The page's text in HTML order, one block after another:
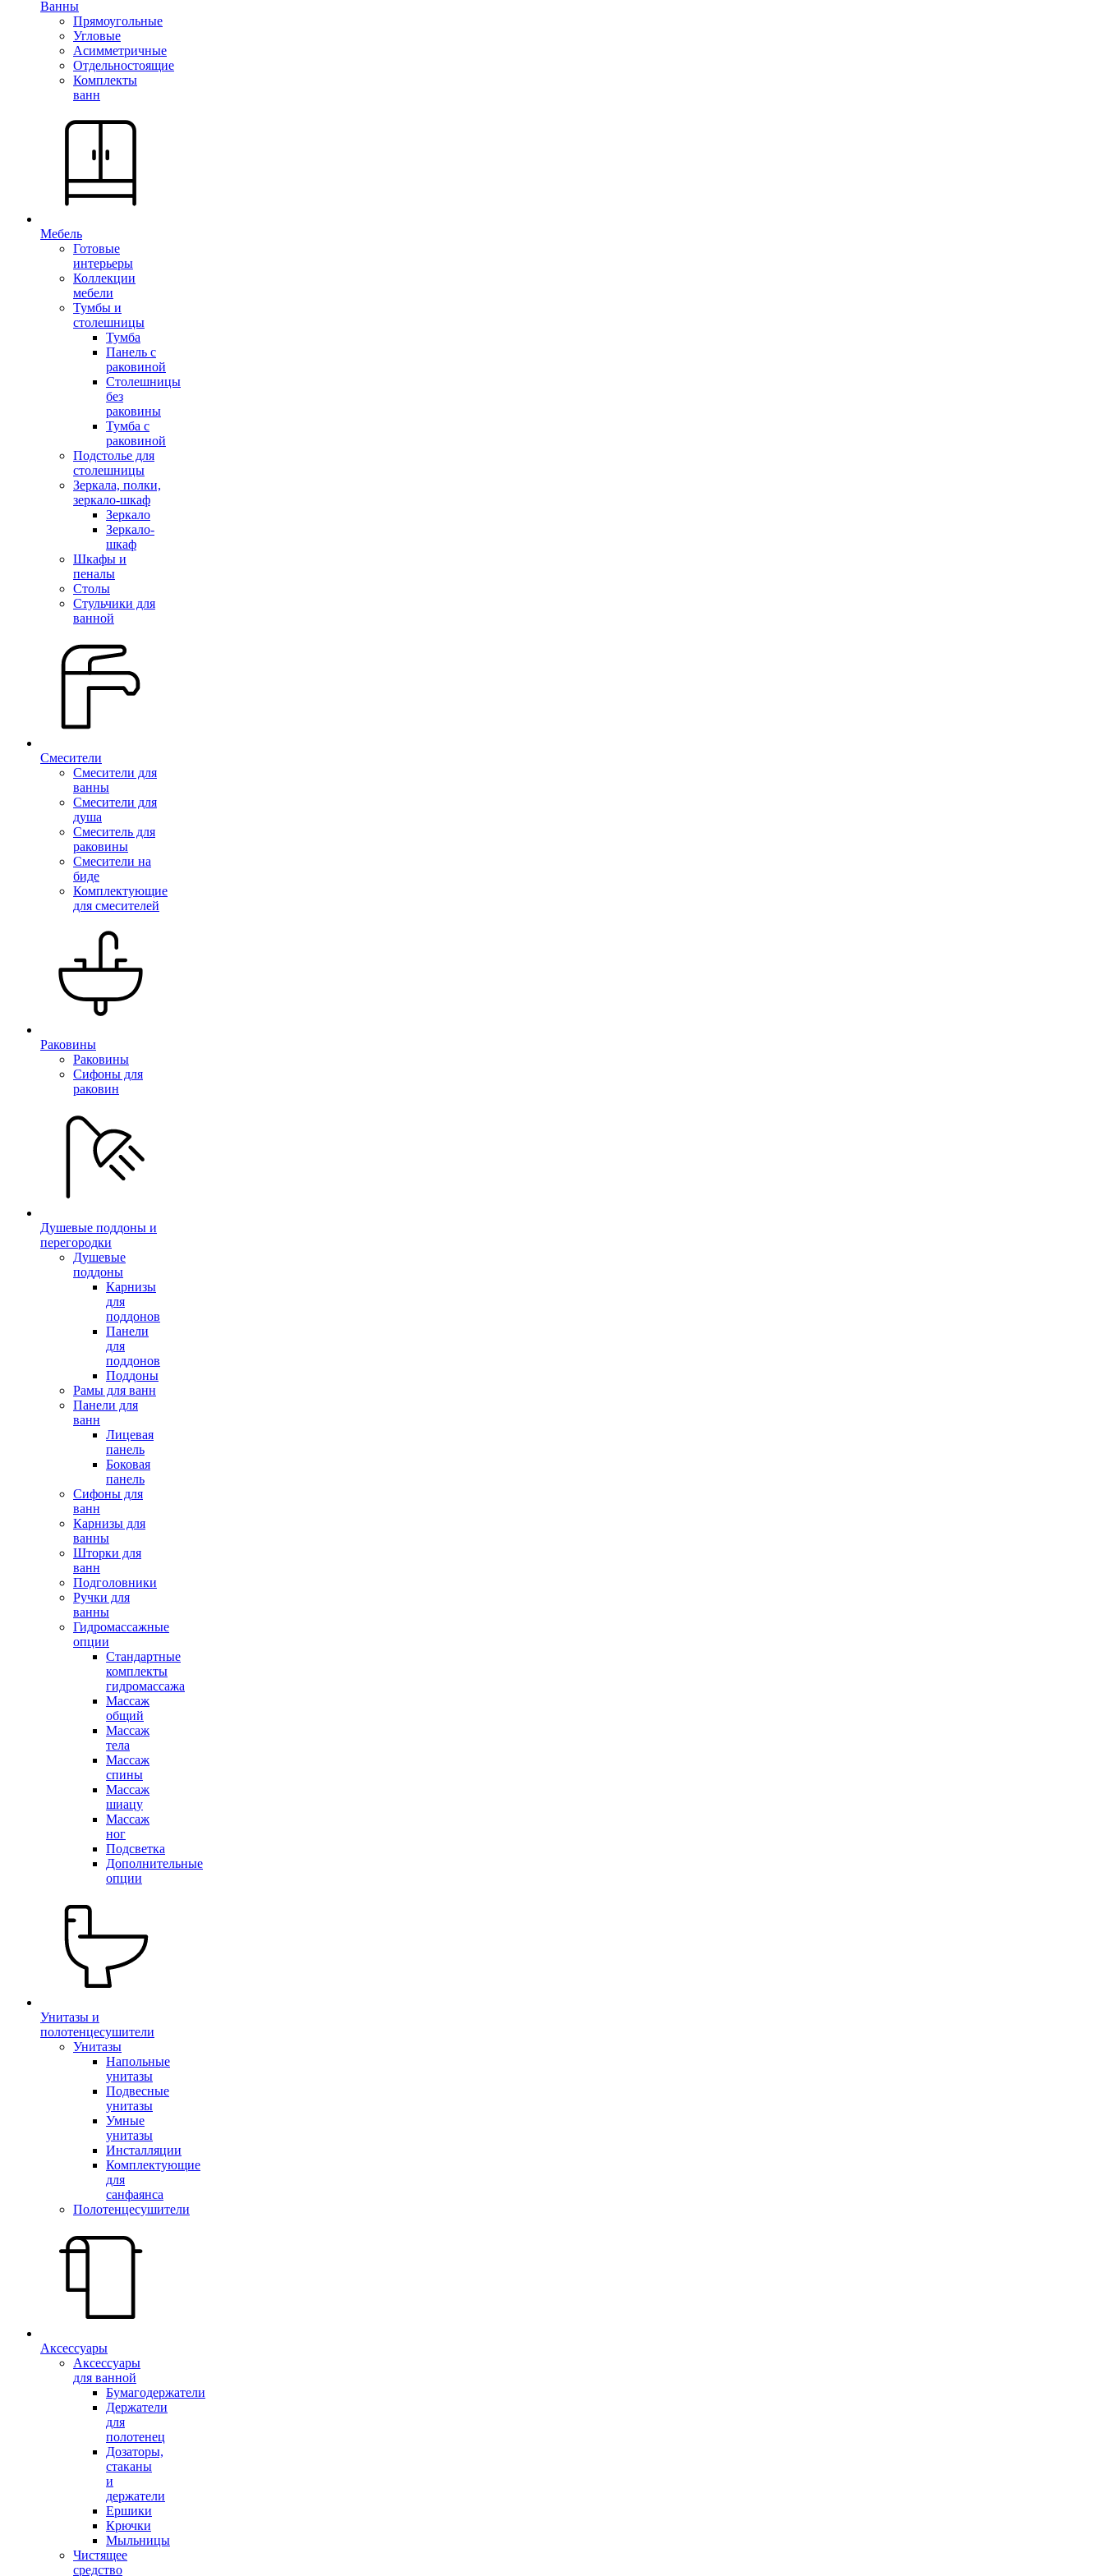
Ванны
Прямоугольные
Угловые
Асимметричные
Отдельностоящие
Комплекты
ванн
Мебель
Готовые
интерьеры
Коллекции
мебели
Тумбы и
столешницы
Тумба
Панель с
раковиной
Столешницы
без
раковины
Тумба с
раковиной
Подстолье для
столешницы
Зеркала, полки,
зеркало-шкаф
Зеркало
Зеркало-
шкаф
Шкафы и
пеналы
Столы
Стульчики для
ванной
Смесители
Смесители для
ванны
Смесители для
душа
Смеситель для
раковины
Смесители на
биде
Комплектующие
для смесителей
Раковины
Раковины
Сифоны для
раковин
Душевые поддоны и
перегородки
Душевые
поддоны
Карнизы
для
поддонов
Панели
для
поддонов
Поддоны
Рамы для ванн
Панели для
ванн
Лицевая
панель
Боковая
панель
Сифоны для
ванн
Карнизы для
ванны
Шторки для
ванн
Подголовники
Ручки для
ванны
Гидромассажные
опции
Стандартные
комплекты
гидромассажа
Массаж
общий
Массаж
тела
Массаж
спины
Массаж
шиацу
Массаж
ног
Подсветка
Дополнительные
опции
Унитазы и
полотенцесушители
Унитазы
Напольные
унитазы
Подвесные
унитазы
Умные
унитазы
Инсталляции
Комплектующие
для
санфаянса
Полотенцесушители
Аксессуары
Аксессуары
для ванной
Бумагодержатели
Держатели
для
полотенец
Дозаторы,
стаканы
и
держатели
Ершики
Крючки
Мыльницы
Чистящее
средство